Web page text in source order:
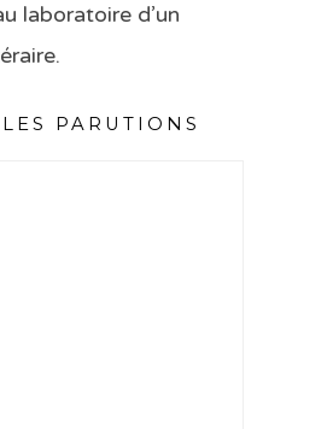
laboratoire d’un
PARUTIONS